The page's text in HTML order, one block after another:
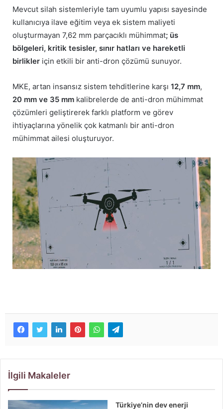
Mevcut silah sistemleriyle tam uyumlu yapısı sayesinde
kullanıcıya ilave eğitim veya ek sistem maliyeti
oluşturmayan 7,62 mm parçacıklı mühimmat; üs
bölgeleri, kritik tesisler, sınır hatları ve hareketli
birlikler için etkili bir anti-dron çözümü sunuyor.
MKE, artan insansız sistem tehditlerine karşı 12,7 mm,
20 mm ve 35 mm kalibrelerde de anti-dron mühimmat
çözümleri geliştirerek farklı platform ve görev
ihtiyaçlarına yönelik çok katmanlı bir anti-dron
mühimmat ailesi oluşturuyor.
İlgili Makaleler
Türkiye’nin dev enerji